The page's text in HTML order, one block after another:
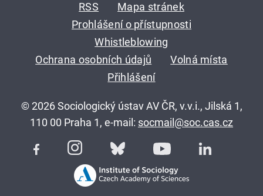
RSS
Mapa stránek
Prohlášení o přístupnosti
Whistleblowing
Ochrana osobních údajů
Volná místa
Přihlášení
© 2026 Sociologický ústav AV ČR, v.v.i., Jilská 1,
110 00 Praha 1, e-mail: socmail@soc.cas.cz